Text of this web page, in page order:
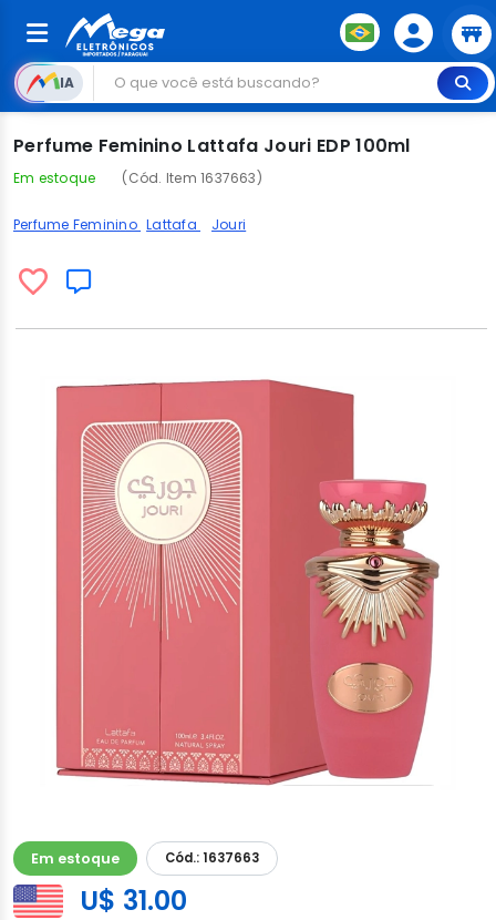
IA
Perfume Feminino Lattafa Jouri EDP 100ml
Em estoque (Cód. Item 1637663)
Perfume Feminino Lattafa Jouri
Em estoque Cód.: 1637663
U$ 31.00